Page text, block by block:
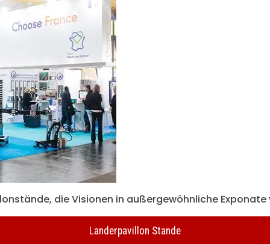
die Visionen in außergewöhnliche Exponate
Landerpavillon Stande